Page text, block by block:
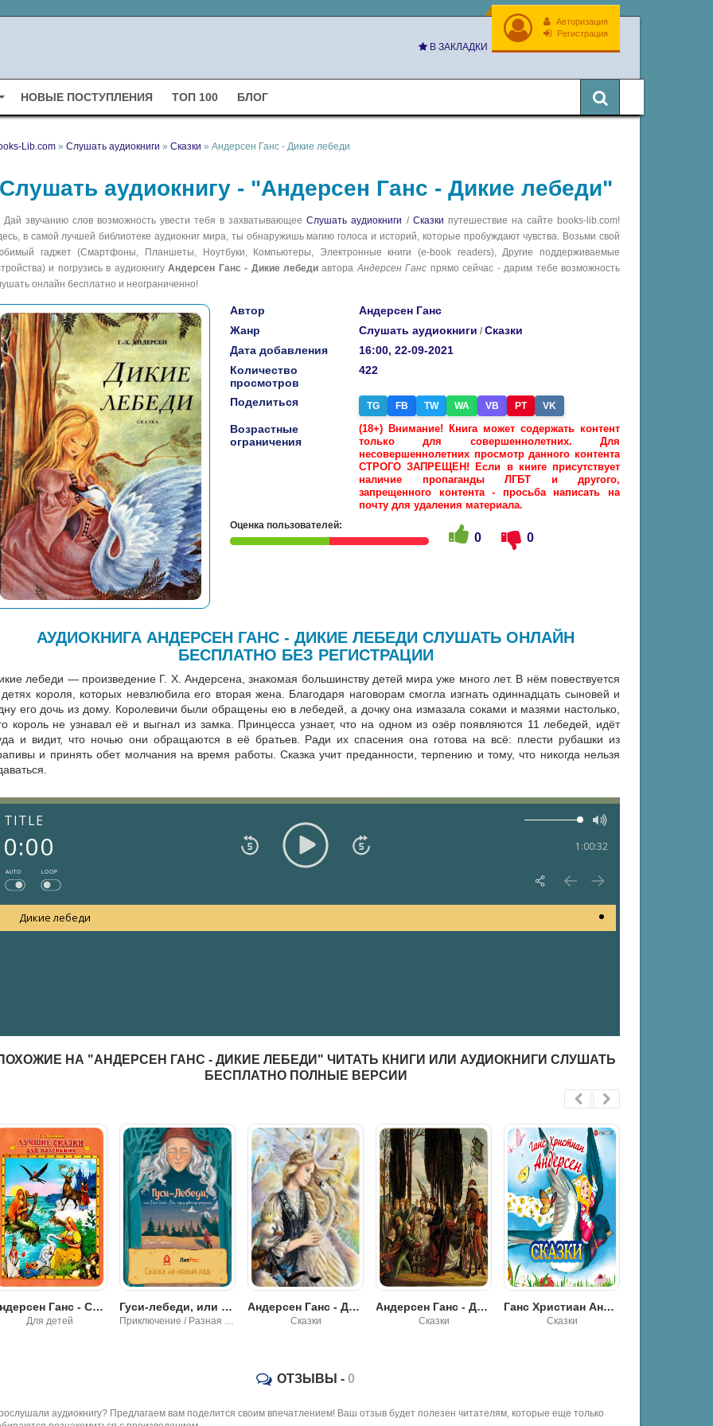
Авторизация
Регистрация
В ЗАКЛАДКИ
НОВЫЕ ПОСТУПЛЕНИЯ ТОП 100 БЛОГ
Lib.com » Слушать аудиокниги » Сказки » Андерсен Ганс - Дикие лебеди
аудиокнигу - "Андерсен Ганс - Дикие лебеди"
Дай звучанию слов возможность увести тебя в захватывающееСлушать аудиокниги / Сказки путешествие на сайте books-lib.com!
в самой лучшей библиотеке аудиокниг мира, ты обнаружишь магию голоса и историй, которые пробуждают чувства. Возьми свой
гаджет (Смартфоны, Планшеты, Ноутбуки, Компьютеры, Электронные книги (e-book readers), Другие поддерживаемые
и погрузись в аудиокнигуАндерсен Ганс - Дикие лебеди автораАндерсен Ганс прямо сейчас - дарим тебе возможность
онлайн бесплатно и неограниченно!
Автор
Андерсен Ганс
Жанр
Слушать аудиокниги / Сказки
Дата добавления
16:00, 22-09-2021
Количество
просмотров
422
Поделиться TG FB TW WA VB PT VK
Возрастные
ограничения
(18+) Внимание! Книга может содержать контент
только для совершеннолетних. Для
несовершеннолетних просмотр данного контента
СТРОГО ЗАПРЕЩЕН! Если в книге присутствует
наличие пропаганды ЛГБТ и другого,
запрещенного контента - просьба написать на
почту для удаления материала.
Оценка пользователей:
0 0
АУДИОКНИГА АНДЕРСЕН ГАНС - ДИКИЕ ЛЕБЕДИ СЛУШАТЬ ОНЛАЙН
БЕСПЛАТНО БЕЗ РЕГИСТРАЦИИ
лебеди — произведение Г. Х. Андерсена, знакомая большинству детей мира уже много лет. В нём повествуется
короля, которых невзлюбила его вторая жена. Благодаря наговорам смогла изгнать одиннадцать сыновей и
его дочь из дому. Королевичи были обращены ею в лебедей, а дочку она измазала соками и мазями настолько,
король не узнавал её и выгнал из замка. Принцесса узнает, что на одном из озёр появляются 11 лебедей, идёт
и видит, что ночью они обращаются в её братьев. Ради их спасения она готова на всё: плести рубашки из
и принять обет молчания на время работы. Сказка учит преданности, терпению и тому, что никогда нельзя
TITLE
0:00 1:00:32
AUTO LOOP
Дикие лебеди
НА "АНДЕРСЕН ГАНС - ДИКИЕ ЛЕБЕДИ" ЧИТАТЬ КНИГИ ИЛИ АУДИОКНИГИ СЛУШАТЬ
БЕСПЛАТНО ПОЛНЫЕ ВЕРСИИ
Андерсен Ганс - Сказки
Для детей
Гуси-лебеди, или Как Баба Яга одну девочку проучила - Дарья Горина
Приключение / Разная литература
Андерсен Ганс - Дикие лебеди
Сказки
Андерсен Ганс - Дикие лебеди
Сказки
Ганс Христиан Андерсен. Сказки
Сказки
ОТЗЫВЫ - 0
аудиокнигу? Предлагаем вам поделится своим впечатлением! Ваш отзыв будет полезен читателям, которые еще только